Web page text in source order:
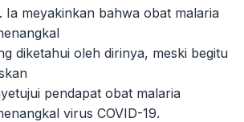
Ia meyakinkan bahwa obat malaria
diketahui oleh dirinya, meski begitu
pendapat obat malaria
virus COVID-19.